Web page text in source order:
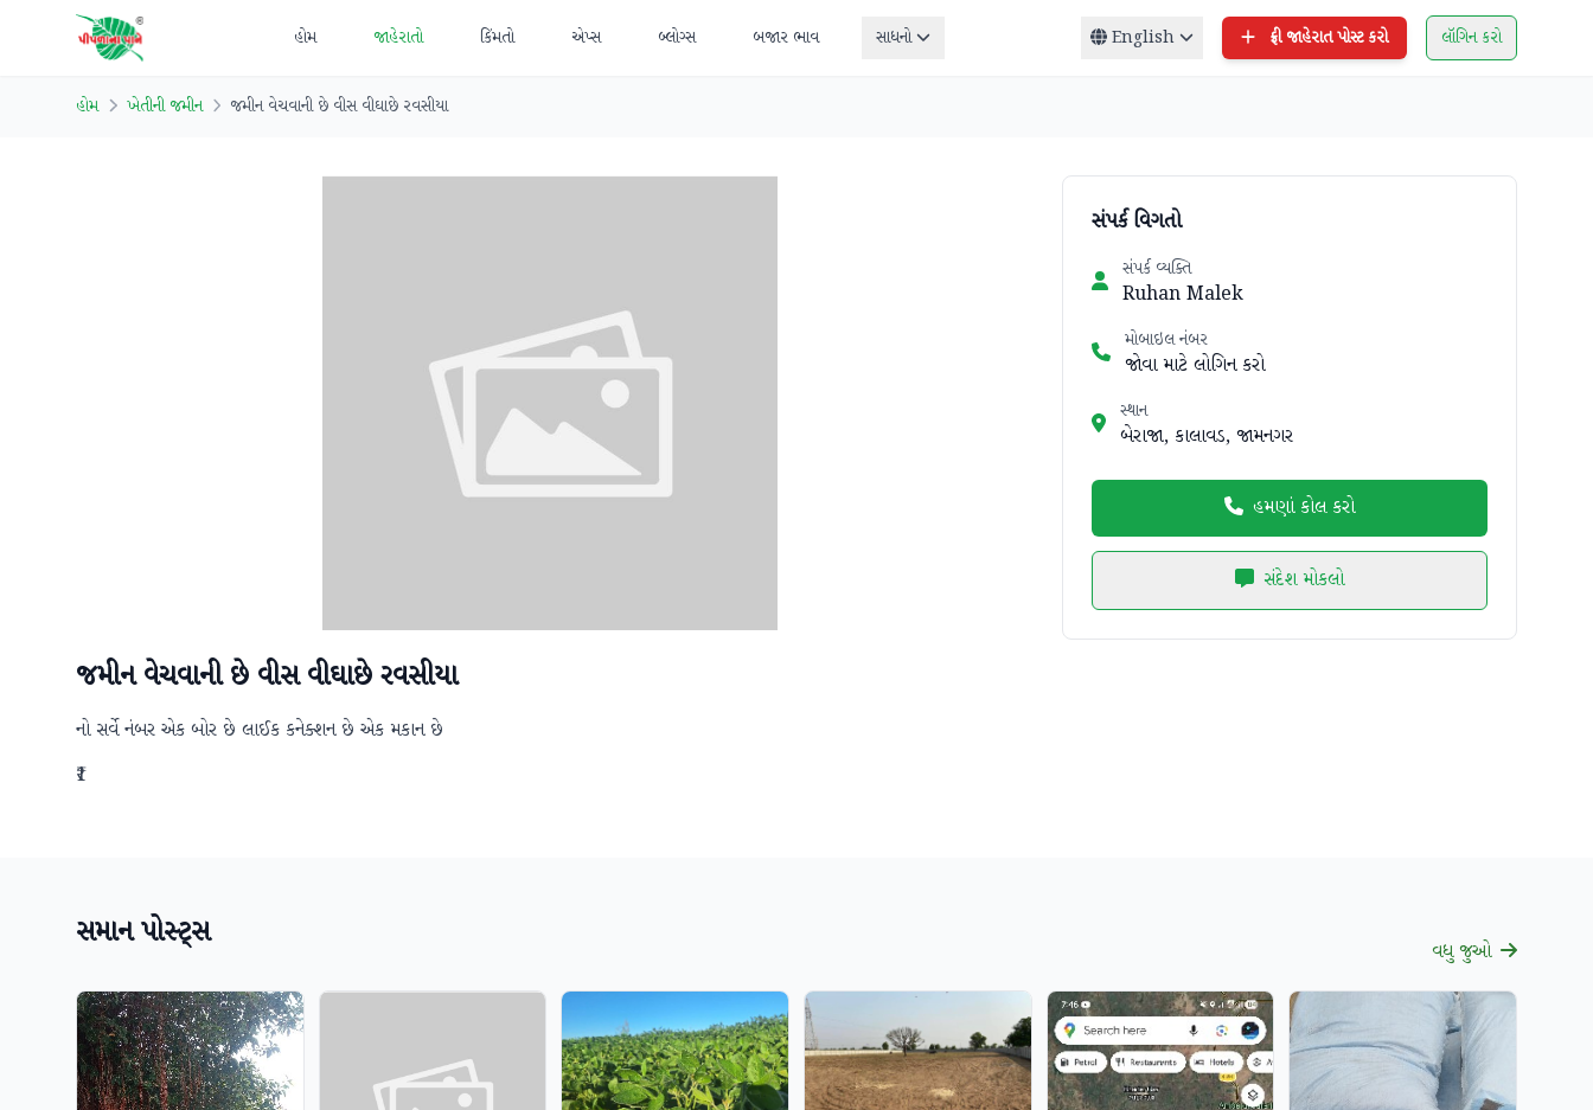
હોમ જાહેરાતો કિંમતો એપ્સ બ્લોગ્સ બજાર ભાવ સાધનો English ફ્રી જાહેરાત પોસ્ટ કરો લૉગિન કરો
હોમ ખેતીની જમીન જમીન વેચવાની છે વીસ વીઘાછે રવસીયા
જમીન વેચવાની છે વીસ વીઘાછે રવસીયા
નો સર્વે નંબર એક બોર છે લાઈક કનેક્શન છે એક મકાન છે
₹1
સંપર્ક વિગતો
સંપર્ક વ્યક્તિ
Ruhan Malek
મોબાઇલ નંબર
જોવા માટે લોગિન કરો
સ્થાન
બેરાજા, કાલાવડ, જામનગર
હમણાં કોલ કરો
સંદેશ મોકલો
સમાન પોસ્ટ્સ વધુ જુઓ